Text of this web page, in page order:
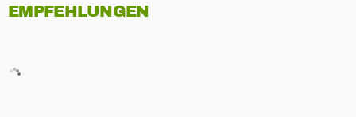
EMPFEHLUNGEN